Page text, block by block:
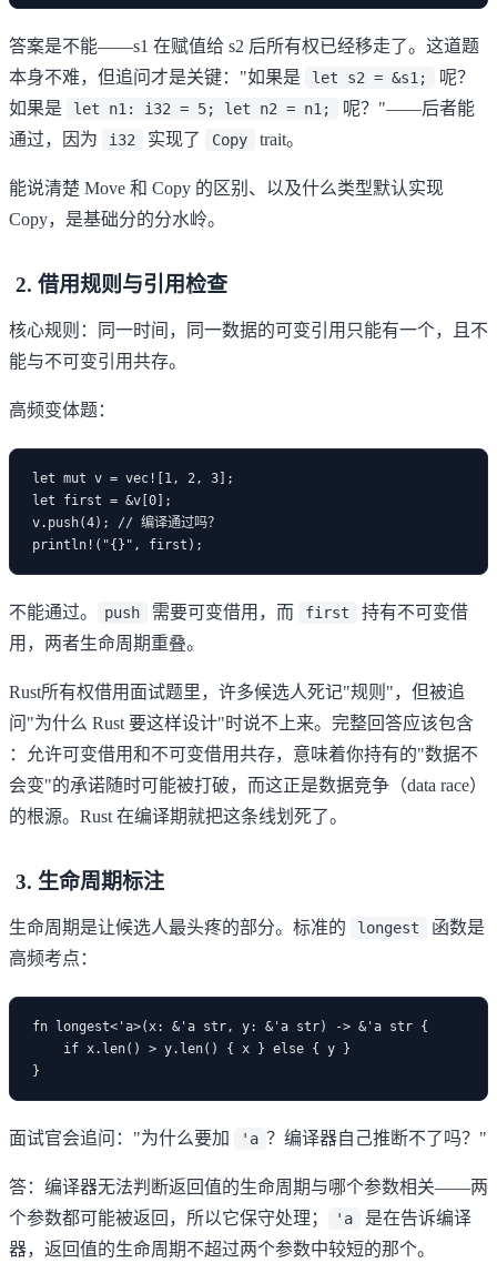
答案是不能——s1 在赋值给 s2 后所有权已经移走了。这道题
本身不难，但追问才是关键："如果是
let s2 = &s1;
呢？
如果是
let n1: i32 = 5; let n2 = n1;
呢？"——后者能
通过，因为
i32 实现了 Copy trait。
能说清楚 Move 和 Copy 的区别、以及什么类型默认实现
Copy，是基础分的分水岭。
2. 借用规则与引用检查
核心规则：同一时间，同一数据的可变引用只能有一个，且不
能与不可变引用共存。
高频变体题：
let mut v = vec![1, 2, 3];
let first = &v[0];
v.push(4); // 编译通过吗？
不能通过。 push 需要可变借用，而 first
持有不可变借
用，两者生命周期重叠。
Rust所有权借用面试题里，许多候选人死记"规则"，但被追
问"为什么 Rust 要这样设计"时说不上来。完整回答应该包含
：允许可变借用和不可变借用共存，意味着你持有的"数据不
会变"的承诺随时可能被打破，而这正是数据竞争（data race）
的根源。Rust 在编译期就把这条线划死了。
3. 生命周期标注
生命周期是让候选人最头疼的部分。标准的 longest
函数是
高频考点：
fn longest<'a>(x: &'a str, y: &'a str) -> &'a str {
    if x.len() > y.len() { x } else { y }
面试官会追问："为什么要加 'a ？编译器自己推断不了吗？"
答：编译器无法判断返回值的生命周期与哪个参数相关——两
个参数都可能被返回，所以它保守处理；
'a
是在告诉编译
器，返回值的生命周期不超过两个参数中较短的那个。